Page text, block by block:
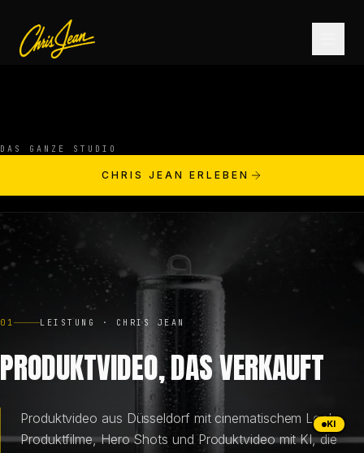
WEB DESIGN
DAS GANZE STUDIO
CHRIS JEAN ERLEBEN
KI
01 LEISTUNG · CHRIS JEAN
PRODUKTVIDEO, DAS VERKAUFT
Produktvideo aus Düsseldorf mit cinematischem Look.
Produktfilme, Hero Shots und Produktvideo mit KI, die